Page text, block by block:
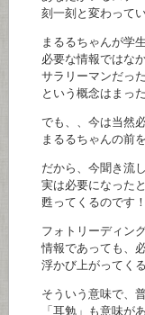
刻一刻と変わってい
まるるちゃんが学生
必要な情報ではなか
サラリーマンだった
という概念はまった
でも、、今は当然必
まるるちゃんの前を
だから、今聞き流し
実は必要になったと
甦ってくるのです！
フォトリーディング
情報であっても、必
浮かび上がってくる
そういう意味で、普
「耳勉」も意味があ